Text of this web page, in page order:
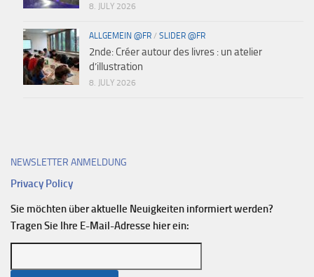
8. JULY 2026
ALLGEMEIN @FR / SLIDER @FR
2nde: Créer autour des livres : un atelier
d’illustration
8. JULY 2026
NEWSLETTER ANMELDUNG
Privacy Policy
Sie möchten über aktuelle Neuigkeiten informiert werden?
Tragen Sie Ihre E-Mail-Adresse hier ein: